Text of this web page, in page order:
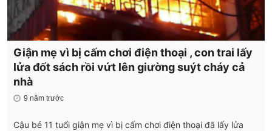
Giận mẹ vì bị cấm chơi điện thoại , con trai lấy
lửa đốt sách rồi vứt lên giường suýt cháy cả
nhà
9 năm trước
Cậu bé 11 tuổi giận mẹ vì bị cấm chơi điện thoại đã lấy lửa